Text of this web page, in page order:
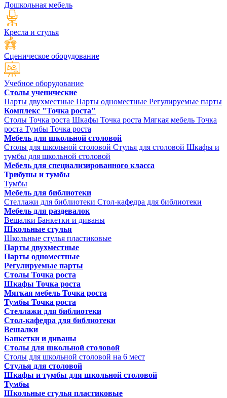
Дошкольная мебель
Кресла и стулья
Сценическое оборудование
Учебное оборудование
Столы ученические
Парты двухместные Парты одноместные Регулируемые парты
Комплекс "Точка роста"
Столы Точка роста Шкафы Точка роста Мягкая мебель Точка
роста Тумбы Точка роста
Мебель для школьной столовой
Столы для школьной столовой Стулья для столовой Шкафы и
тумбы для школьной столовой
Мебель для специализированного класса
Трибуны и тумбы
Тумбы
Мебель для библиотеки
Стеллажи для библиотеки Стол-кафедра для библиотеки
Мебель для раздевалок
Вешалки Банкетки и диваны
Школьные стулья
Школьные стулья пластиковые
Парты двухместные
Парты одноместные
Регулируемые парты
Столы Точка роста
Шкафы Точка роста
Мягкая мебель Точка роста
Тумбы Точка роста
Стеллажи для библиотеки
Стол-кафедра для библиотеки
Вешалки
Банкетки и диваны
Столы для школьной столовой
Столы для школьной столовой на 6 мест
Стулья для столовой
Шкафы и тумбы для школьной столовой
Тумбы
Школьные стулья пластиковые